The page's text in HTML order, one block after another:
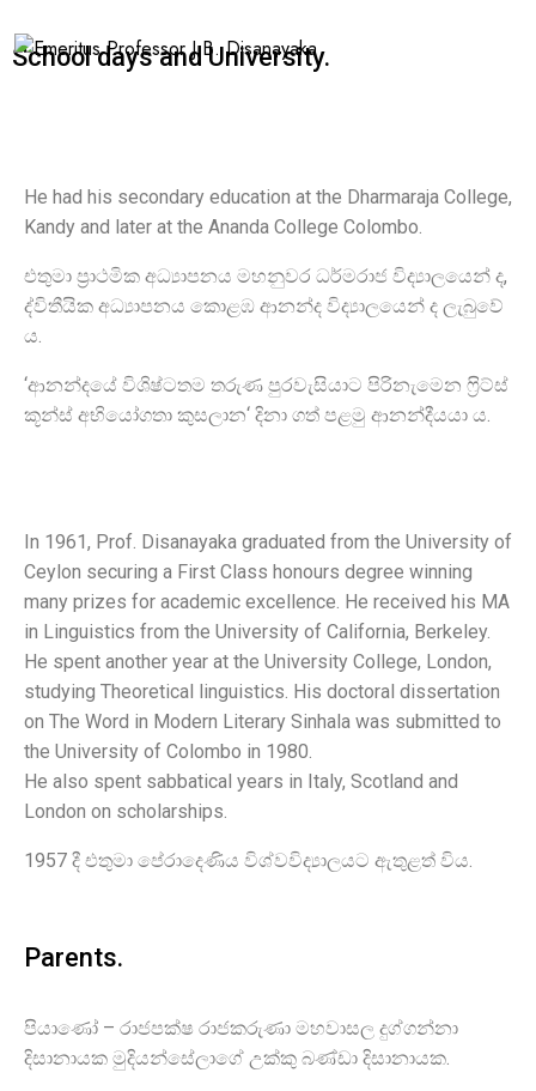
School days and University.
He had his secondary education at the Dharmaraja College,
Kandy and later at the Ananda College Colombo.
එතුමා ප්‍රාථමික අධ්‍යාපනය මහනුවර ධර්මරාජ විද්‍යාලයෙන් ද,
ද්විතීයික අධ්‍යාපනය කොළඹ ආනන්ද විද්‍යාලයෙන් ද ලැබුවේ
ය.
‘ආනන්දයේ විශිෂ්ටතම තරුණ පුරවැසියාට පිරිනැමෙන ෆ‍්‍රිට්ස්
කූන්ස් අභියෝගතා කුසලාන‘ දිනා ගත් පළමු ආනන්දීයයා ය.
In 1961, Prof. Disanayaka graduated from the University of
Ceylon securing a First Class honours degree winning
many prizes for academic excellence. He received his MA
in Linguistics from the University of California, Berkeley.
He spent another year at the University College, London,
studying Theoretical linguistics. His doctoral dissertation
on The Word in Modern Literary Sinhala was submitted to
the University of Colombo in 1980.
He also spent sabbatical years in Italy, Scotland and
London on scholarships.
1957 දී එතුමා පේරාදෙණිය විශ්වවිද්‍යාලයට ඇතුළත් විය.
Parents.
පියාණෝ – රාජපක්ෂ රාජකරුණා මහවාසල දුග්ගන්නා
දිසානායක මුදියන්සේලාගේ උක්කු බණ්ඩා දිසානායක.